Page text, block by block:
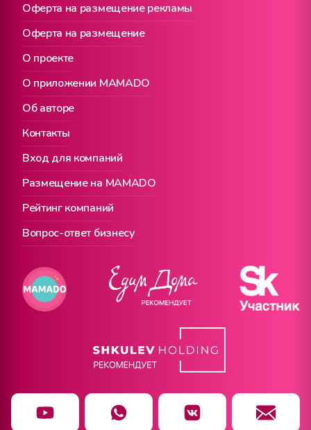
О проекте
Вход для компаний
О приложении MAMADO
Размещение на MAMADO
Оферта на размещение рекламы
Об авторе
Рейтинг компаний
Оферта на размещение
Контакты
Вопрос-ответ бизнесу